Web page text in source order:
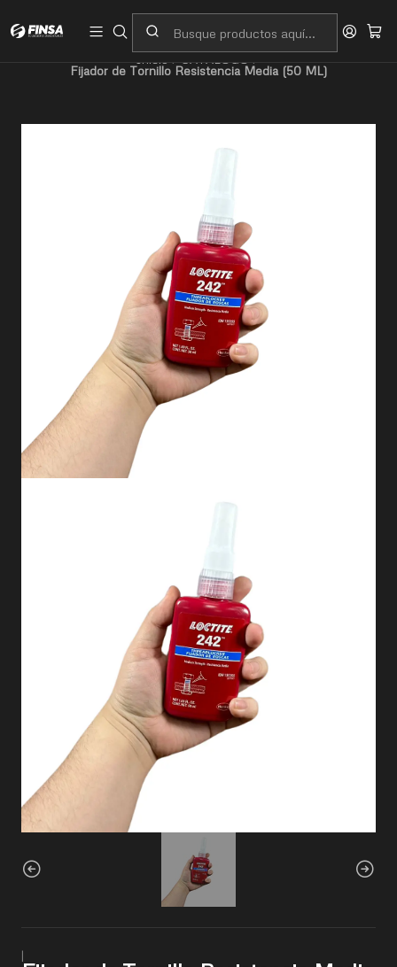
Fijador de Tornillo Resistencia Media (50 ML)
|